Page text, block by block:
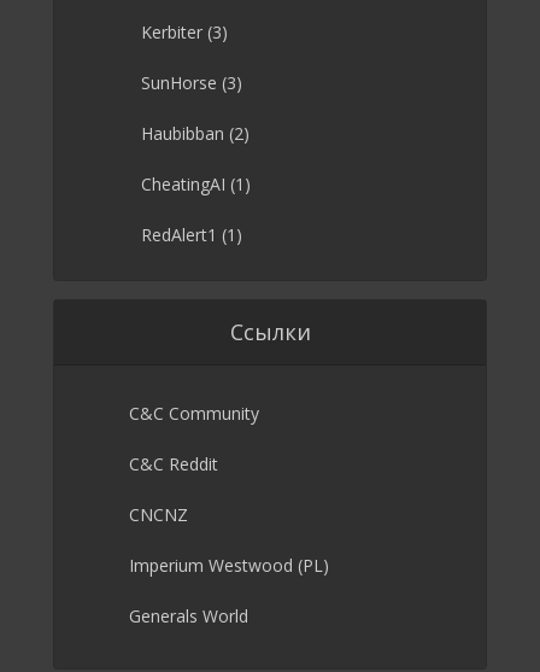
Kerbiter (3)
SunHorse (3)
Haubibban (2)
CheatingAI (1)
RedAlert1 (1)
Ссылки
C&C Community
C&C Reddit
CNCNZ
Imperium Westwood (PL)
Generals World